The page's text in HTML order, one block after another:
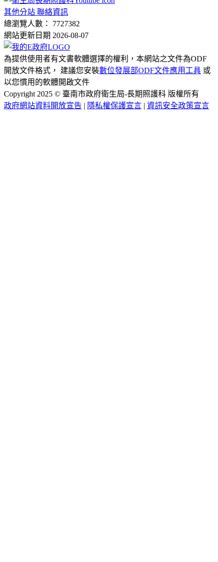
其他分站 聯絡資訊
總瀏覽人數： 7727382
網站更新日期 2026-08-07
為提供使用者有文書軟體選擇的權利，本網站之文件為ODF
開放文件格式， 建議您安裝數位發展部ODF文件應用工具 或
以您慣用的軟體開啟文件
Copyright 2025 © 臺南市政府衛生局-長期照護科 版權所有
政府網站資料開放宣告 | 隱私權保護宣言 | 資訊安全政策宣言